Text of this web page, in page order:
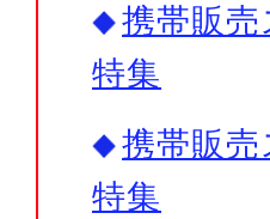
携帯販
特集
携帯販
特集